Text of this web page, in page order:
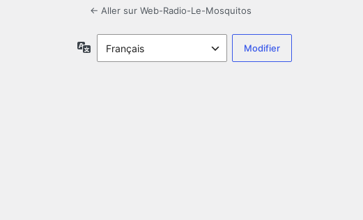
← Aller sur Web-Radio-Le-Mosquitos
Langue